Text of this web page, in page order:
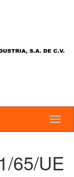
65/UE